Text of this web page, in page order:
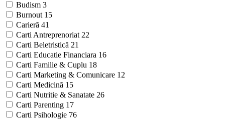
Budism 3
Burnout 15
Carieră 41
Carti Antreprenoriat 22
Carti Beletristică 21
Carti Educatie Financiara 16
Carti Familie & Cuplu 18
Carti Marketing & Comunicare 12
Carti Medicină 15
Carti Nutritie & Sanatate 26
Carti Parenting 17
Carti Psihologie 76